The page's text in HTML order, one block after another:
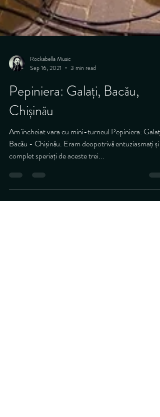
Rockabella Music
3 min read
Pepiniera: Galați, Bacău,
Chișinău
Am încheiat vara cu mini-turneul Pepiniera: Galați
Bacău - Chișinău. Eram deopotrivă entuziasmați și
complet speriați de aceste trei...